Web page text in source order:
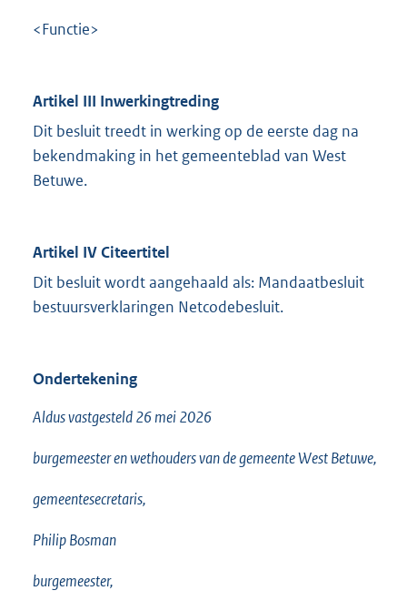
<Functie>
Artikel III Inwerkingtreding
Dit besluit treedt in werking op de eerste dag na
bekendmaking in het gemeenteblad van West
Betuwe.
Artikel IV Citeertitel
Dit besluit wordt aangehaald als: Mandaatbesluit
bestuursverklaringen Netcodebesluit.
Ondertekening
Aldus vastgesteld 26 mei 2026
burgemeester en wethouders van de gemeente West Betuwe,
gemeentesecretaris,
Philip Bosman
burgemeester,